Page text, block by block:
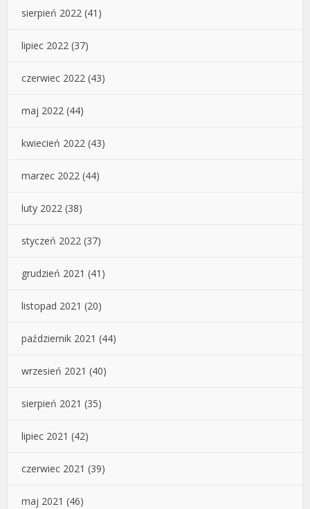
sierpień 2022 (41)
lipiec 2022 (37)
czerwiec 2022 (43)
maj 2022 (44)
kwiecień 2022 (43)
marzec 2022 (44)
luty 2022 (38)
styczeń 2022 (37)
grudzień 2021 (41)
listopad 2021 (20)
październik 2021 (44)
wrzesień 2021 (40)
sierpień 2021 (35)
lipiec 2021 (42)
czerwiec 2021 (39)
maj 2021 (46)